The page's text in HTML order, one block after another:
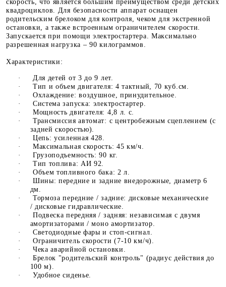
скорость, что является большим преимуществом среди детских
квадроциклов. Для безопасности аппарат оснащен
родительским брелоком для контроля, чеком для экстренной
остановки, а также встроенным ограничителем скорости.
Запускается при помощи электростартера. Максимально
разрешенная нагрузка – 90 килограммов.
Характеристики:
·
Для детей от 3 до 9 лет.
·
Тип и объем двигателя: 4 тактный, 70 куб.см.
·
Охлаждение: воздушное, принудительное.
·
Система запуска: электростартер.
·
Мощность двигателя: 4,8 л. с.
·
Трансмиссия автомат: с центробежным сцеплением (с
задней скоростью).
·
Цепь: усиленная 428.
·
Максимальная скорость: 45 км/ч.
·
Грузоподъемность: 90 кг.
·
Тип топлива: АИ 92.
·
Объем топливного бака: 2 л.
·
Шины: передние и задние внедорожные, диаметр 6
дм.
·
Тормоза передние / задние: дисковые механические
/ дисковые гидравлические.
·
Подвеска передняя / задняя: независимая с двумя
амортизаторами / моно амортизатор.
·
Светодиодные фары и стоп-сигнал.
·
Ограничитель скорости (7-10 км/ч).
·
Чека аварийной остановки.
·
Брелок "родительский контроль" (радиус действия до
100 м).
·
Удобное сиденье.